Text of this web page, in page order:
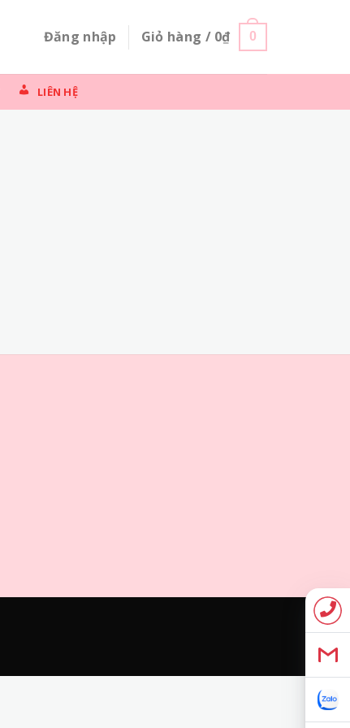
Đăng nhập Giỏ hàng / 0₫ 0
LIÊN HỆ